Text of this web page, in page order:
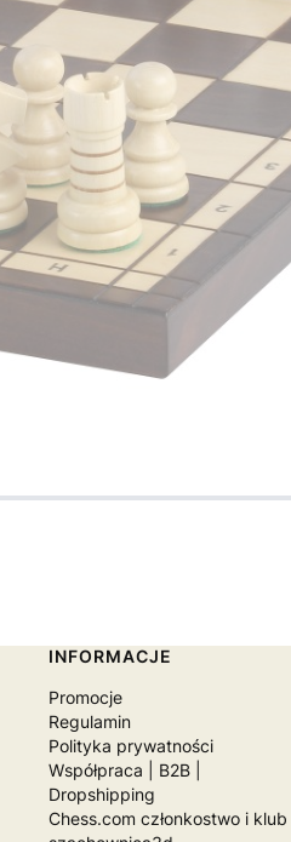
INFORMACJE
Promocje
Regulamin
Polityka prywatności
Współpraca | B2B |
Dropshipping
Chess.com członkostwo i klub